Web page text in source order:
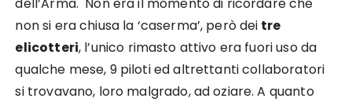
non si era chiusa la ‘caserma’, però dei tre
elicotteri, l’unico rimasto attivo era fuori uso da
qualche mese, 9 piloti ed altrettanti collaboratori
si trovavano, loro malgrado, ad oziare. A quanto